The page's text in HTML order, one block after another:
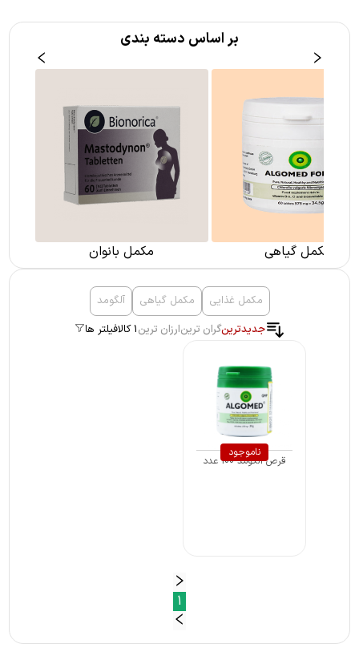
بر اساس دسته بندی
مکمل گیاهی مکمل بانوان
مکمل غذایی مکمل گیاهی
آلگومد
جدیدترینگران ترینارزان ترین1 کالا فیلتر ها
ناموجود
قرص آلگومد 100 عدد
1